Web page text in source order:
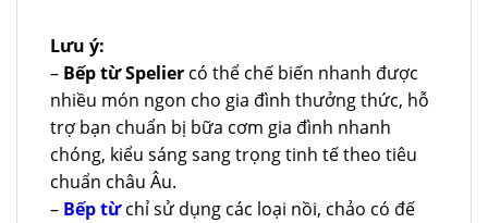
Lưu ý:
– Bếp từ Spelier có thể chế biến nhanh được
nhiều món ngon cho gia đình thưởng thức, hỗ
trợ bạn chuẩn bị bữa cơm gia đình nhanh
chóng, kiểu sáng sang trọng tinh tế theo tiêu
chuẩn châu Âu.
– Bếp từchỉ sử dụng các loại nồi, chảo có đế